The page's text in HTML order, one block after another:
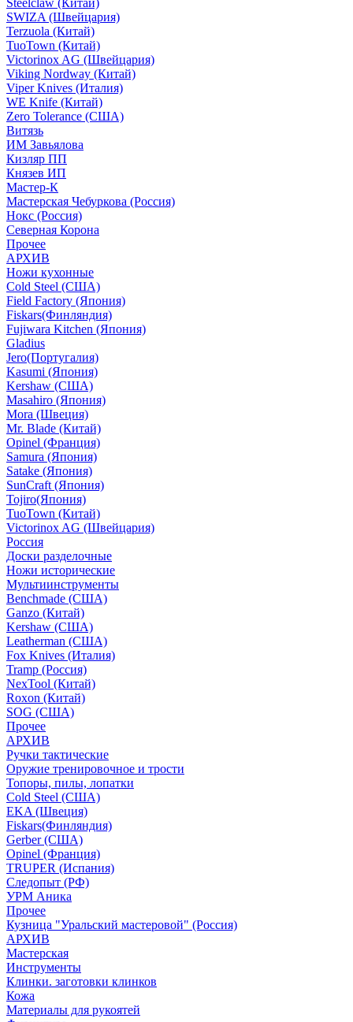
Steelclaw (Китай)
SWIZA (Швейцария)
Terzuola (Китай)
TuoTown (Китай)
Victorinox AG (Швейцария)
Viking Nordway (Китай)
Viper Knives (Италия)
WE Knife (Китай)
Zero Tolerance (США)
Витязь
ИМ Завьялова
Кизляр ПП
Князев ИП
Мастер-К
Мастерская Чебуркова (Россия)
Нокс (Россия)
Северная Корона
Прочее
АРХИВ
Ножи кухонные
Cold Steel (США)
Field Factory (Япония)
Fiskars(Финляндия)
Fujiwara Kitchen (Япония)
Gladius
Jero(Португалия)
Kasumi (Япония)
Kershaw (США)
Masahiro (Япония)
Mora (Швеция)
Mr. Blade (Китай)
Opinel (Франция)
Samura (Япония)
Satake (Япония)
SunCraft (Япония)
Tojiro(Япония)
TuoTown (Китай)
Victorinox AG (Швейцария)
Россия
Доски разделочные
Ножи исторические
Мультиинструменты
Benchmade (США)
Ganzo (Китай)
Kershaw (США)
Leatherman (США)
Fox Knives (Италия)
Tramp (Россия)
NexTool (Китай)
Roxon (Китай)
SOG (США)
Прочее
АРХИВ
Ручки тактические
Оружие тренировочное и трости
Топоры, пилы, лопатки
Cold Steel (США)
EKA (Швеция)
Fiskars(Финляндия)
Gerber (США)
Opinel (Франция)
TRUPER (Испания)
Следопыт (РФ)
УРМ Аника
Прочее
Кузница "Уральский мастеровой" (Россия)
АРХИВ
Мастерская
Инструменты
Клинки. заготовки клинков
Кожа
Материалы для рукоятей